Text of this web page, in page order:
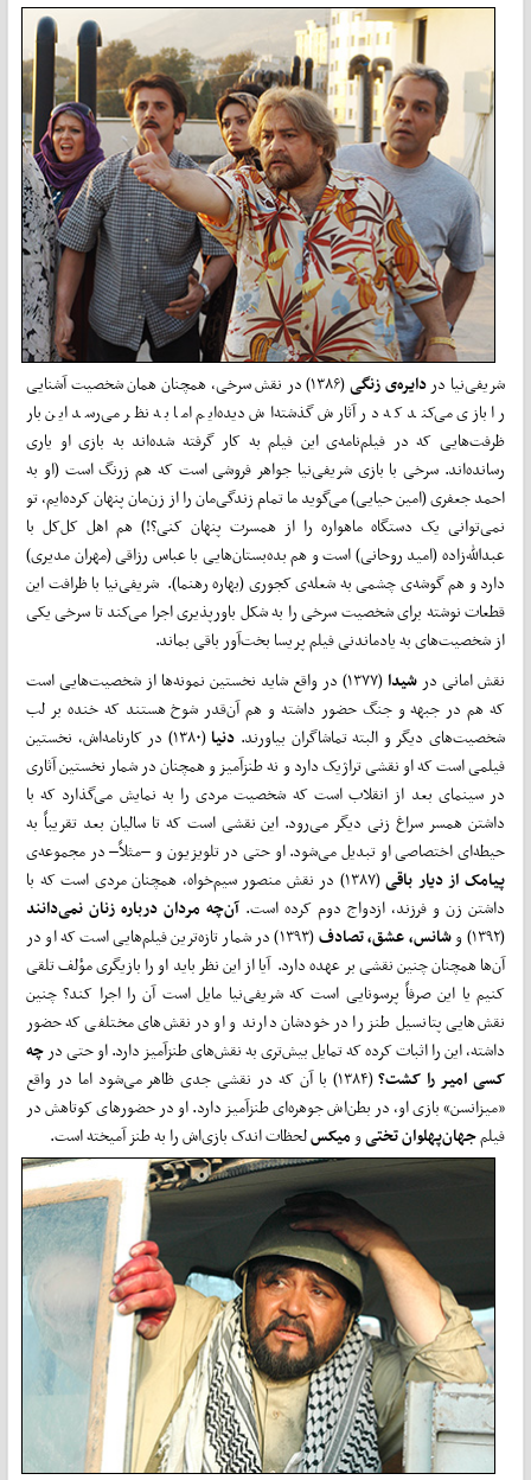
شریفی‌نیا در دایره‌ی زنگی
(۱۳۸۶) در نقش سرخی، همچنان همان شخصیت آشنایی
را بازی می‌کند که در آثارش گذشته‌اش دیده‌ایم اما به نظر می‌رسد این بار
ظرفت‌هایی که در فیلم‌نامه‌ی این فیلم به کار گرفته شده‌اند به بازی او یاری
رسانده‌اند. سرخی با بازی شریفی‌نیا جواهر فروشی است که هم زرنگ است (او به
احمد جعفری (امین حیایی) می‌گوید ما تمام زندگی‌مان را از زن‌مان پنهان کرده‌ایم، تو
نمی‌توانی یک دستگاه ماهواره را از همسرت پنهان کنی؟!) هم اهل کل‌کل با
عبدالله‌زاده (امید روحانی) است و هم بده‌بستان‌هایی با عباس رزاقی (مهران مدیری)
دارد و هم گوشه‌ی چشمی به شعله‌ی کجوری (بهاره رهنما). شریفی‌نیا با ظرافت این
قطعات نوشته برای شخصیت سرخی را به شکل باورپذیری اجرا می‌کند تا سرخی یکی
از شخصیت‌های به یادماندنی فیلم پریسا بخت‌آور باقی بماند.
نقش امانی در شیدا
(۱۳۷۷) در واقع شاید نخستین نمونه‌ها از شخصیت‌هایی است
که هم در جبهه‌ و جنگ حضور داشته‌ و هم آن‌قدر شوخ هستند که خنده بر لب
شخصیت‌های دیگر و البته تماشاگران بیاورند. دنیا
(۱۳۸۰) در کارنامه‌اش، نخستین
فیلمی است که او نقشی تراژیک دارد و نه طنز‌آمیز و همچنان در شمار نخستین آثاری
در سینمای بعد از انقلاب است که شخصیت مردی را به نمایش می‌گذارد که با
داشتن همسر سراغ زنی دیگر می‌رود. این نقشی است که تا سالیان بعد تقریباً به
حیطه‌ای اختصاصی او تبدیل می‌شود. او حتی در تلویزیون و –مثلاً– در مجموعه‌ی
پیامک از دیار باقی
(۱۳۸۷) در نقش منصور سیم‌خواه، همچنان مردی است که با
داشتن زن و فرزند، ازدواج دوم کرده است. آن‌چه مردان درباره زنان نمی‌دانند
شانس، عشق، تصادف
(۱۳۹۳) در شمار تازه‌ترین فیلم‌هایی است که او در
آن‌ها همچنان چنین نقشی بر عهده دارد. آیا از این نظر باید او را بازیگری مؤلف تلقی
کنیم یا این صرفاً پرسونایی است که شریفی‌نیا مایل است آن را اجرا کند؟ چنین
نقش‌هایی پتانسیل طنز را در خودشان دارند و او در نقش‌های مختلفی که حضور
داشته، این را اثبات کرده که تمایل بیش‌تری به نقش‌های طنزآمیز دارد. او حتی در چه
کسی امیر را کشت؟
(۱۳۸۴) با آن که در نقشی جدی ظاهر می‌شود اما در واقع
«میزانسن» بازی او، در بطن‌اش جوهره‌ای طنزآمیز دارد. او در حضور‌های کوتاهش در
فیلمجهان‌پهلوان تختیومیکسلحظات اندک بازی‌اش را به طنز آمیخته است.